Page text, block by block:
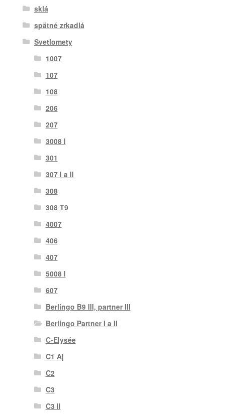
sklá
spätné zrkadlá
Svetlomety
1007
107
108
206
207
3008 I
301
307 I a II
308
308 T9
4007
406
407
5008 I
607
Berlingo B9 III, partner III
Berlingo Partner I a II
C-Elysée
C1 Aj
C2
C3
C3 II